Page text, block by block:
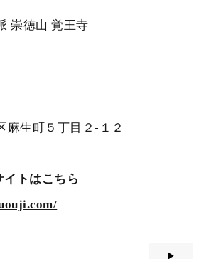
崇徳山 覚王寺
麻生町５丁目２-１２
イトはこちら
▶